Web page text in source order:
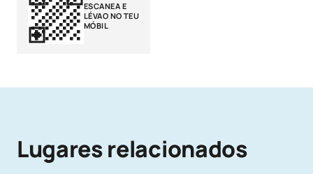
ESCANEA E
LÉVAO NO TEU
MÓBIL
Lugares relacionados